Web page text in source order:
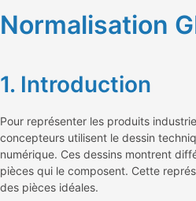
Normalisation
1. Introduction
Pour représenter les produits
concepteurs utilisent le dessin
numérique. Ces dessins montrent
pièces qui le composent. Cette
des pièces idéales.